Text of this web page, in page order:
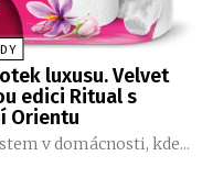
luxusu. Velvet
edici Ritual s
Orientu
v domácnosti, kde...